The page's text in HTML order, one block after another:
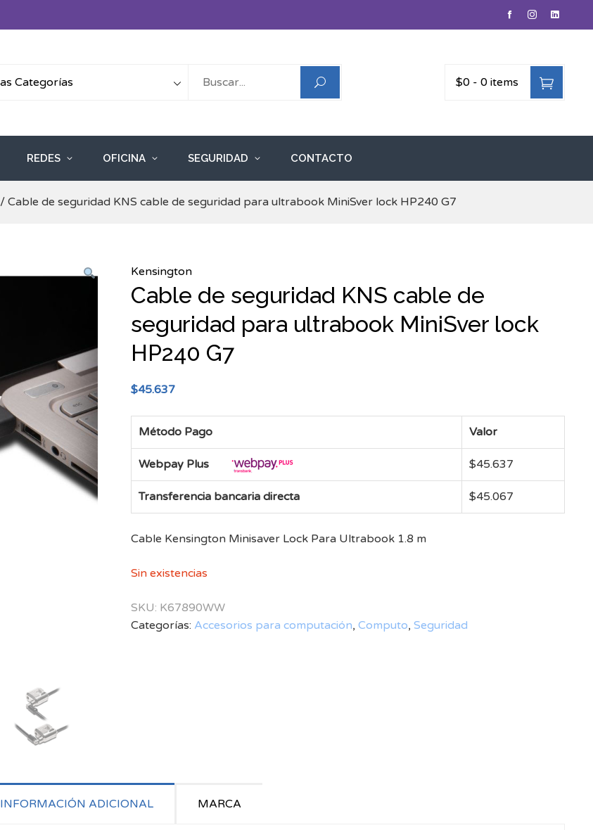
$0 - 0 items
REDES OFICINA SEGURIDAD CONTACTO
/ Cable de seguridad KNS cable de seguridad para ultrabook MiniSver lock HP240 G7
Kensington
Cable de seguridad KNS cable de
seguridad para ultrabook MiniSver lock
HP240 G7
$45.637
Método Pago Valor
Webpay Plus $45.637
Transferencia bancaria directa $45.067
Cable Kensington Minisaver Lock Para Ultrabook 1.8 m
Sin existencias
SKU: K67890WW
Categorías: Accesorios para computación, Computo, Seguridad
INFORMACIÓN ADICIONAL MARCA